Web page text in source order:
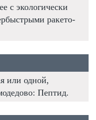
с экологически
ракето-
или одной,
Пептид.